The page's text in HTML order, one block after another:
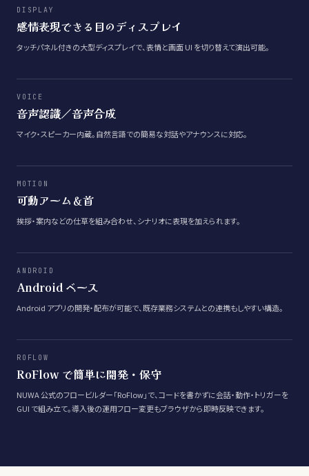
DISPLAY
感情表現できる目のディスプレイ
タッチパネル付きの大型ディスプレイで、表情と画面 UI を切り替えて演出可能。
VOICE
音声認識／音声合成
マイク・スピーカー内蔵。自然言語での簡易な対話やアナウンスに対応。
MOTION
可動アーム＆首
挨拶・案内などの仕草を組み合わせ、シナリオに表現を加えられます。
ANDROID
Android ベース
Android アプリの開発・配布が可能で、既存業務システムとの連携もしやすい構造。
ROFLOW
RoFlow で簡単に開発・保守
NUWA 公式のフロービルダー「RoFlow」で、コードを書かずに会話・動作・トリガーを
GUI で組み立て。導入後の運用フロー変更もブラウザから即時反映できます。